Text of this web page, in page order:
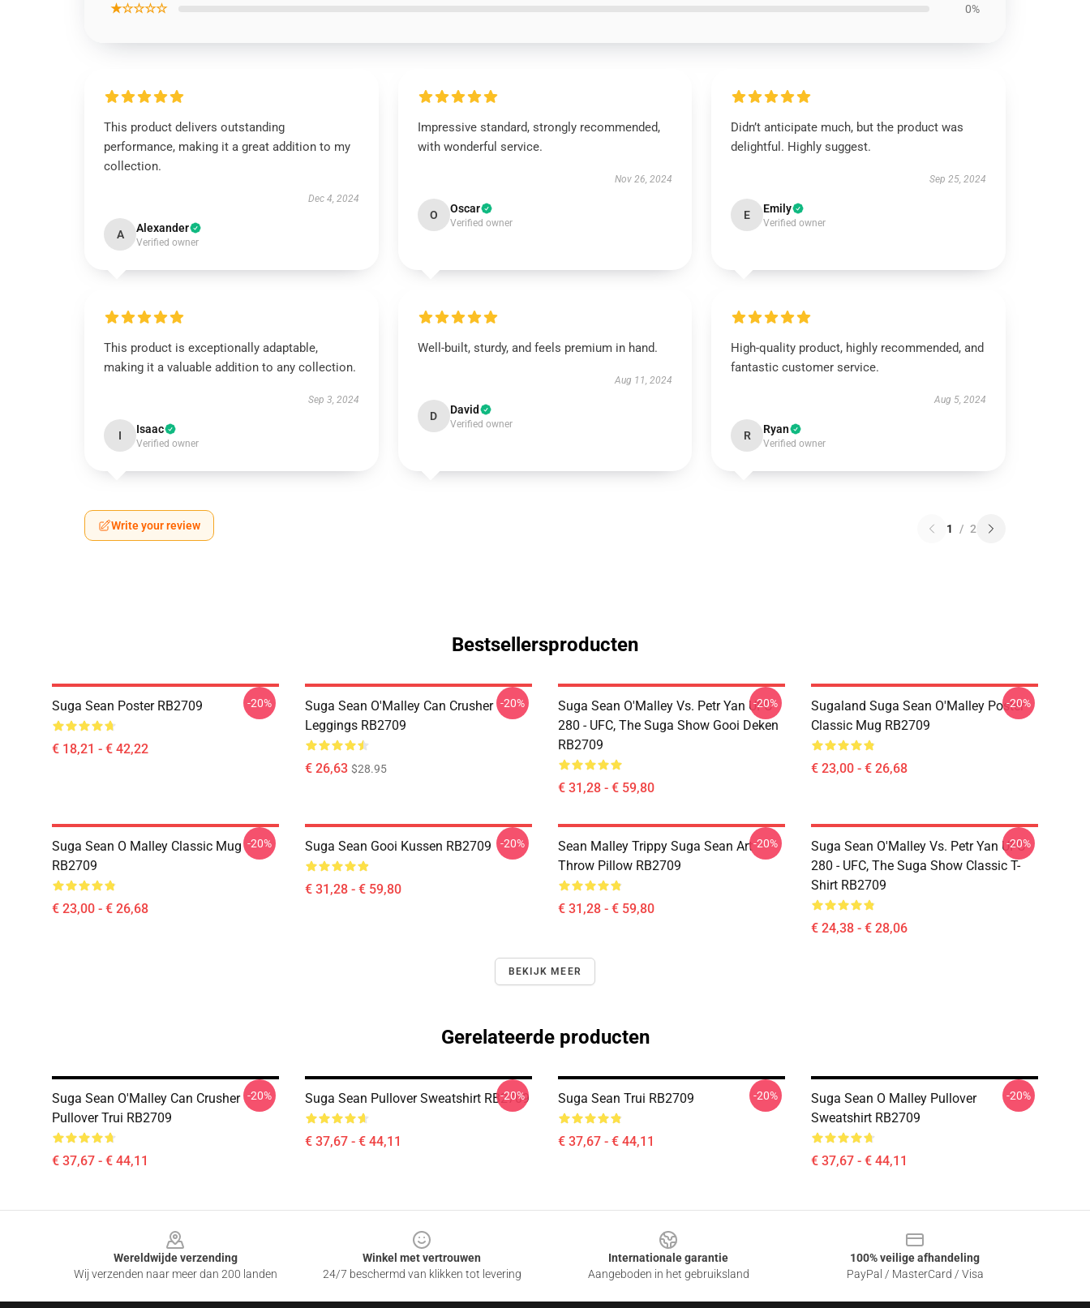
★☆☆☆☆ 0%
This product delivers outstanding
performance, making it a great addition to my
collection.
Dec 4, 2024
A Alexander
Verified owner
Impressive standard, strongly recommended,
with wonderful service.
Nov 26, 2024
O Oscar
Verified owner
Didn’t anticipate much, but the product was
delightful. Highly suggest.
Sep 25, 2024
E Emily
Verified owner
This product is exceptionally adaptable,
making it a valuable addition to any collection.
Sep 3, 2024
I Isaac
Verified owner
Well-built, sturdy, and feels premium in hand.
Aug 11, 2024
D David
Verified owner
High-quality product, highly recommended, and
fantastic customer service.
Aug 5, 2024
R Ryan
Verified owner
Write your review 1 / 2
Bestsellersproducten
Suga Sean Poster RB2709
€ 18,21 - € 42,22
-20%
Suga Sean O'Malley Can Crusher
Leggings RB2709
€ 26,63 $28.95
-20%
Suga Sean O'Malley Vs. Petr Yan UFC
280 - UFC, The Suga Show Gooi Deken
RB2709
€ 31,28 - € 59,80
-20%
Sugaland Suga Sean O'Malley Poster
Classic Mug RB2709
€ 23,00 - € 26,68
-20%
Suga Sean O Malley Classic Mug
RB2709
€ 23,00 - € 26,68
-20% Suga Sean Gooi Kussen RB2709
€ 31,28 - € 59,80
-20%
Sean Malley Trippy Suga Sean Art
Throw Pillow RB2709
€ 31,28 - € 59,80
-20%
Suga Sean O'Malley Vs. Petr Yan UFC
280 - UFC, The Suga Show Classic T-
Shirt RB2709
€ 24,38 - € 28,06
-20%
BEKIJK MEER
Gerelateerde producten
Suga Sean O'Malley Can Crusher
Pullover Trui RB2709
€ 37,67 - € 44,11
-20% Suga Sean Pullover Sweatshirt RB2709
€ 37,67 - € 44,11
-20% Suga Sean Trui RB2709
€ 37,67 - € 44,11
-20%
Suga Sean O Malley Pullover
Sweatshirt RB2709
€ 37,67 - € 44,11
-20%
Wereldwijde verzending
Wij verzenden naar meer dan 200 landen
Winkel met vertrouwen
24/7 beschermd van klikken tot levering
Internationale garantie
Aangeboden in het gebruiksland
100% veilige afhandeling
PayPal / MasterCard / Visa